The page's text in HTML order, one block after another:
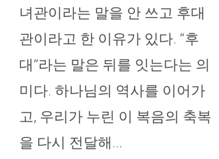
녀관이라는 말을 안 쓰고 후대
관이라고 한 이유가 있다. “후
대”라는 말은 뒤를 잇는다는 의
미다. 하나님의 역사를 이어가
고, 우리가 누린 이 복음의 축복
을 다시 전달해...